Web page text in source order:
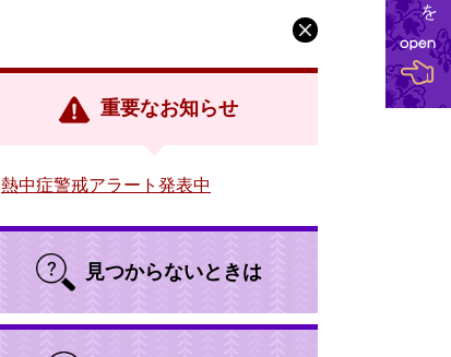
重要なお知らせ
熱中症警戒アラート発表中
見つからないときは